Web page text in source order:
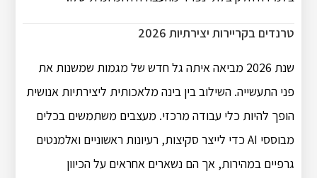
טרנדים בקריירות יצירתיות 2026
שנת 2026 מביאה איתה גל חדש של מגמות שמשנות את
פני התעשייה. השילוב בין בינה מלאכותית ליצירתיות אנושית
הופך להיות כלי עבודה מרכזי. מעצבים משתמשים בכלים
מבוססי AI כדי לייצר סקיצות, רעיונות ראשוניים ואלמנטים
גרפיים במהירות, אך הם נשארים אחראים על הכיוון